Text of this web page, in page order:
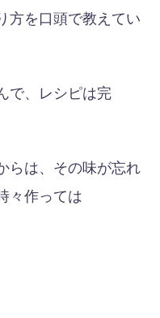
方を口頭で教えてい
で、レシピは完
らは、その味が忘れ
々作っては